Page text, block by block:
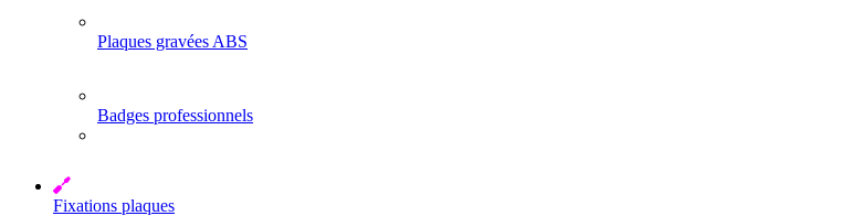
Plaques gravées ABS
Badges professionnels
Fixations plaques